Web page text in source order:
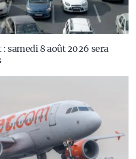
samedi 8 août 2026 sera